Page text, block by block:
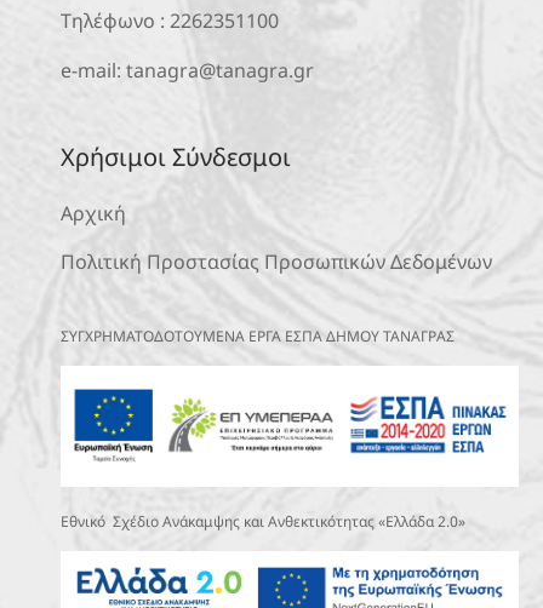
Τηλέφωνο : 2262351100
e-mail: tanagra@tanagra.gr
Χρήσιμοι Σύνδεσμοι
Αρχική
Πολιτική Προστασίας Προσωπικών Δεδομένων
ΣΥΓΧΡΗΜΑΤΟΔΟΤΟΥΜΕΝΑ ΕΡΓΑ ΕΣΠΑ ΔΗΜΟΥ ΤΑΝΑΓΡΑΣ
Εθνικό Σχέδιο Ανάκαμψης και Ανθεκτικότητας «Ελλάδα 2.0»